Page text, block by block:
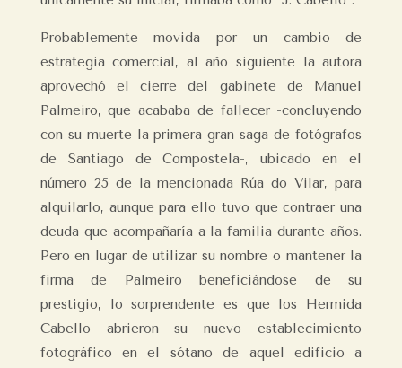
Probablemente movida por un cambio de
estrategia comercial, al año siguiente la autora
aprovechó el cierre del gabinete de Manuel
Palmeiro, que acababa de fallecer -concluyendo
con su muerte la primera gran saga de fotógrafos
de Santiago de Compostela-, ubicado en el
número 25 de la mencionada Rúa do Vilar, para
alquilarlo, aunque para ello tuvo que contraer una
deuda que acompañaría a la familia durante años.
Pero en lugar de utilizar su nombre o mantener la
firma de Palmeiro beneficiándose de su
prestigio, lo sorprendente es que los Hermida
Cabello abrieron su nuevo establecimiento
fotográfico en el sótano de aquel edificio a